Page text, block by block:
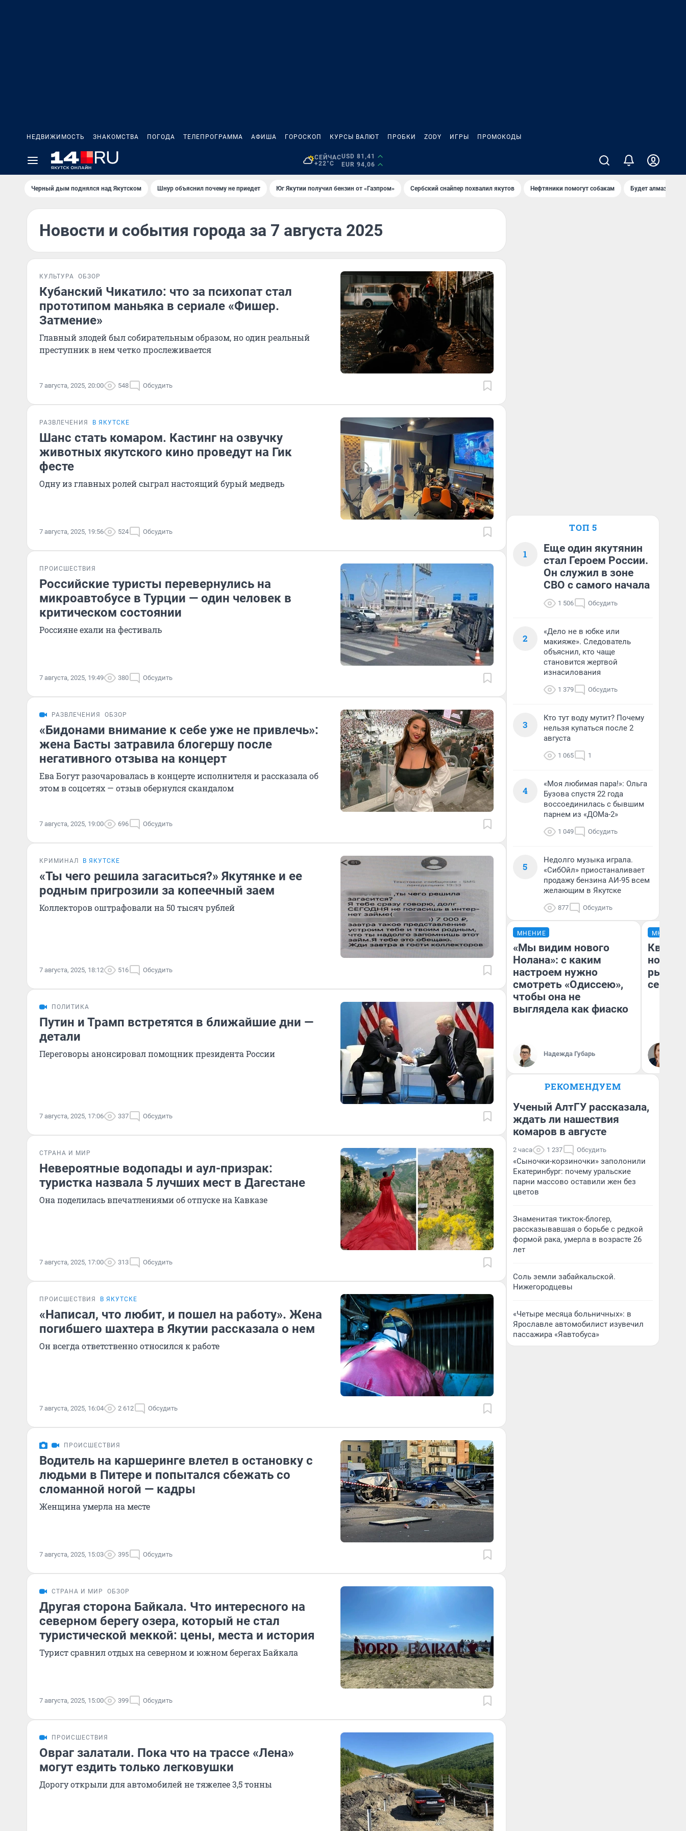
НЕДВИЖИМОСТЬ ЗНАКОМСТВА ПОГОДА ТЕЛЕПРОГРАММА АФИША ГОРОСКОП КУРСЫ ВАЛЮТ ПРОБКИ ZODY ИГРЫ ПРОМОКОДЫ
СЕЙЧАС
+22°C
USD 81,41
EUR 94,06
Черный дым поднялся над Якутском Шнур объяснил почему не приедет Юг Якутии получил бензин от «Газпром» Сербский снайпер похвалил якутов Нефтяники помогут собакам Будет алмазный
Новости и события города за 7 августа 2025
КУЛЬТУРА ОБЗОР
Кубанский Чикатило: что за психопат стал
прототипом маньяка в сериале «Фишер.
Затмение»
Главный злодей был собирательным образом, но один реальный
преступник в нем четко прослеживается
7 августа, 2025, 20:00 548 Обсудить
РАЗВЛЕЧЕНИЯ В ЯКУТСКЕ
Шанс стать комаром. Кастинг на озвучку
животных якутского кино проведут на Гик
фесте
Одну из главных ролей сыграл настоящий бурый медведь
7 августа, 2025, 19:56 524 Обсудить
ПРОИСШЕСТВИЯ
Российские туристы перевернулись на
микроавтобусе в Турции — один человек в
критическом состоянии
Россияне ехали на фестиваль
7 августа, 2025, 19:49 380 Обсудить
РАЗВЛЕЧЕНИЯ ОБЗОР
«Бидонами внимание к себе уже не привлечь»:
жена Басты затравила блогершу после
негативного отзыва на концерт
Ева Богут разочаровалась в концерте исполнителя и рассказала об
этом в соцсетях — отзыв обернулся скандалом
7 августа, 2025, 19:00 696 Обсудить
КРИМИНАЛ В ЯКУТСКЕ
«Ты чего решила загаситься?» Якутянке и ее
родным пригрозили за копеечный заем
Коллекторов оштрафовали на 50 тысяч рублей
7 августа, 2025, 18:12 516 Обсудить
ПОЛИТИКА
Путин и Трамп встретятся в ближайшие дни —
детали
Переговоры анонсировал помощник президента России
7 августа, 2025, 17:06 337 Обсудить
СТРАНА И МИР
Невероятные водопады и аул-призрак:
туристка назвала 5 лучших мест в Дагестане
Она поделилась впечатлениями об отпуске на Кавказе
7 августа, 2025, 17:00 313 Обсудить
ПРОИСШЕСТВИЯ В ЯКУТСКЕ
«Написал, что любит, и пошел на работу». Жена
погибшего шахтера в Якутии рассказала о нем
Он всегда ответственно относился к работе
7 августа, 2025, 16:04 2 612 Обсудить
ПРОИСШЕСТВИЯ
Водитель на каршеринге влетел в остановку с
людьми в Питере и попытался сбежать со
сломанной ногой — кадры
Женщина умерла на месте
7 августа, 2025, 15:03 395 Обсудить
СТРАНА И МИР ОБЗОР
Другая сторона Байкала. Что интересного на
северном берегу озера, который не стал
туристической меккой: цены, места и история
Турист сравнил отдых на северном и южном берегах Байкала
7 августа, 2025, 15:00 399 Обсудить
ПРОИСШЕСТВИЯ
Овраг залатали. Пока что на трассе «Лена»
могут ездить только легковушки
Дорогу открыли для автомобилей не тяжелее 3,5 тонны
ТОП 5
1
Еще один якутянин
стал Героем России.
Он служил в зоне
СВО с самого начала
1 506 Обсудить
2
«Дело не в юбке или
макияже». Следователь
объяснил, кто чаще
становится жертвой
изнасилования
1 379 Обсудить
3
Кто тут воду мутит? Почему
нельзя купаться после 2
августа
1 065 1
4
«Моя любимая пара!»: Ольга
Бузова спустя 22 года
воссоединилась с бывшим
парнем из «ДОМа-2»
1 049 Обсудить
5
Недолго музыка играла.
«СибОйл» приостаналивает
продажу бензина АИ-95 всем
желающим в Якутске
877 Обсудить
МНЕНИЕ
«Мы видим нового
Нолана»: с каким
настроем нужно
смотреть «Одиссею»,
чтобы она не
выглядела как фиаско
Надежда Губарь
МНЕНИЕ
но
рынок
РЕКОМЕНДУЕМ
Ученый АлтГУ рассказала,
ждать ли нашествия
комаров в августе
2 часа 1 237 Обсудить
«Сыночки-корзиночки» заполонили
Екатеринбург: почему уральские
парни массово оставили жен без
цветов
Знаменитая тикток-блогер,
рассказывавшая о борьбе с редкой
формой рака, умерла в возрасте 26
лет
Соль земли забайкальской.
Нижегородцевы
«Четыре месяца больничных»: в
Ярославле автомобилист изувечил
пассажира «Яавтобуса»